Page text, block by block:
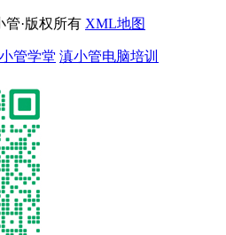
管·版权所有 XML地图
管学堂 滇小管电脑培训